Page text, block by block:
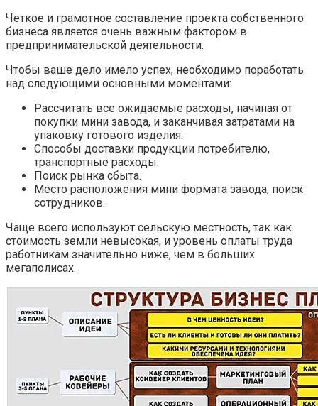
Четкое и грамотное составление проекта собственного
бизнеса является очень важным фактором в
предпринимательской деятельности.
Чтобы ваше дело имело успех, необходимо поработать
над следующими основными моментами:
Рассчитать все ожидаемые расходы, начиная от
покупки мини завода, и заканчивая затратами на
упаковку готового изделия.
Способы доставки продукции потребителю,
транспортные расходы.
Поиск рынка сбыта.
Место расположения мини формата завода, поиск
сотрудников.
Чаще всего используют сельскую местность, так как
стоимость земли невысокая, и уровень оплаты труда
работникам значительно ниже, чем в больших
мегаполисах.